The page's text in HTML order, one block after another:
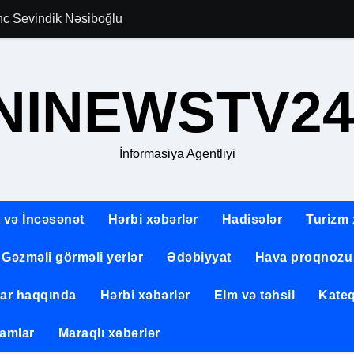
Sevindik Nəsiboğlu Allahverən
İnformasiya Agentliyi
və İncəsənət Hərbi xəbərlər Hadisələr Turizm
Gəzməli görməli yerlər Ədəbiyyat Hava proqnozu
haqqında Hərbi xəbərlər Elm və təhsil
Maraqlı xəbərlər